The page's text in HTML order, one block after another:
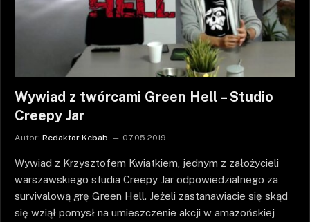
Wywiad z twórcami Green Hell – Studio
Creepy Jar
Autor: Redaktor Kebab 07.05.2019
Wywiad z Krzysztofem Kwiatkiem, jednym z założycieli
warszawskiego studia Creepy Jar odpowiedzialnego za
survivalową grę Green Hell. Jeżeli zastanawiacie się skąd
się wziął pomysł na umieszczenie akcji w amazońskiej